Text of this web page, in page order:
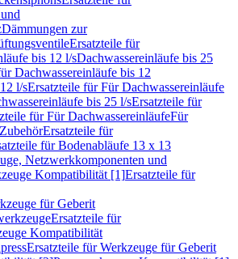
Dämmungen zur
Ersatzteile für
bis 12 l/sDachwassereinläufe bis 25
Dachwassereinläufe bis 12
l/sErsatzteile für Für Dachwassereinläufe
bis 25 l/sErsatzteile für
für Für DachwassereinläufeFür
ZubehörErsatzteile für
für Bodenabläufe 13 x 13
Netzwerkkomponenten und
Kompatibilität [1]Ersatzteile für
für Geberit
Ersatzteile für
Kompatibilität
Ersatzteile für Werkzeuge für Geberit